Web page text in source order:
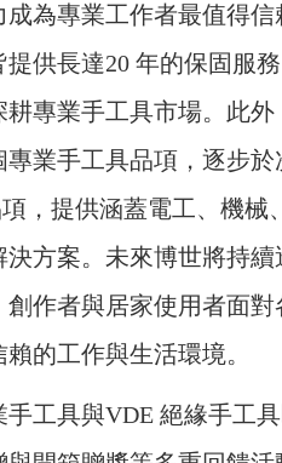
成為專業工作者最值得
提供長達20 年的保固服
耕專業手工具市場。此
專業手工具品項，逐步
項，提供涵蓋電工、機
決方案。未來博世將持
創作者與居家使用者面
的工作與生活環境。
手工具與VDE 絕緣手工